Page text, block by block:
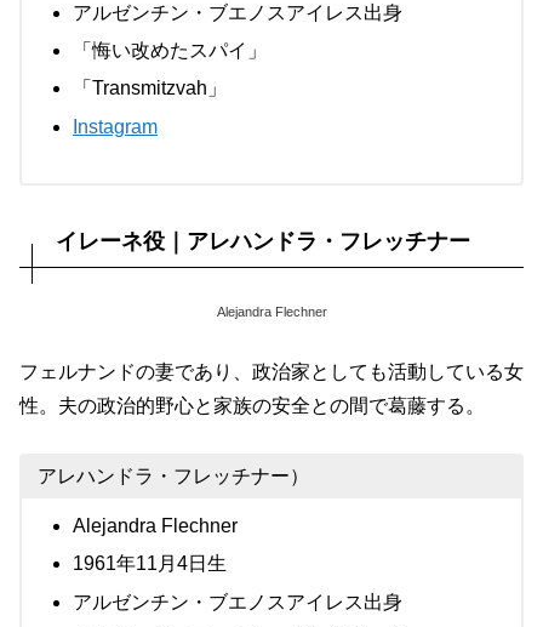
アルゼンチン・ブエノスアイレス出身
「悔い改めたスパイ」
「Transmitzvah」
Instagram
イレーネ役｜アレハンドラ・フレッチナー
Alejandra Flechner
フェルナンドの妻であり、政治家としても活動している女
性。夫の政治的野心と家族の安全との間で葛藤する。
アレハンドラ・フレッチナー）
Alejandra Flechner
1961年11月4日生
アルゼンチン・ブエノスアイレス出身